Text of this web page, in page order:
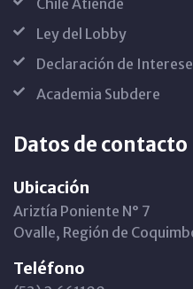
Chile Atiende
Ley del Lobby
Declaración de
Academia Subdere
Datos de contacto
Ubicación
Ariztía Poniente N° 7
Ovalle, Región de
Teléfono